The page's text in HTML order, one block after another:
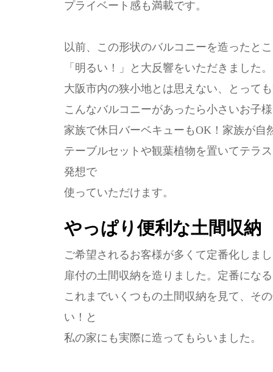
プライベート感も満載です。
以前、この形状のバルコニーを造ったと
「明るい！」と大反響をいただきました。
大阪市内の狭小地とは思えない、とって
こんなバルコニーがあったら小さいお子
家族で休日バーベキューもOK！家族が
テーブルセットや観葉植物を置いてテラ
発想で
使っていただけます。
やっぱり便利な土間収納
ご希望されるお客様が多くて定番化しま
扉付の土間収納を造りました。定番にな
これまでいくつもの土間収納を見て、そ
い！と
私の家にも実際に造ってもらいました。